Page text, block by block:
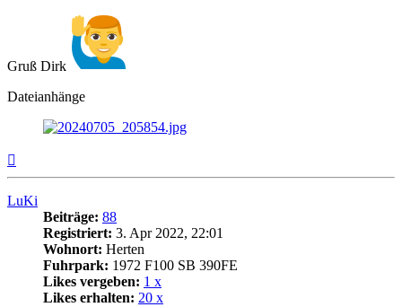
Gruß Dirk
Dateianhänge
LuKi
Beiträge: 88
Registriert: 3. Apr 2022, 22:01
Wohnort: Herten
Fuhrpark: 1972 F100 SB 390FE
Likes vergeben: 1 x
Likes erhalten: 20 x